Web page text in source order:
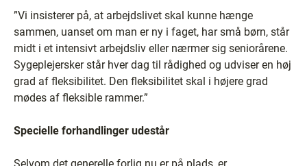
”Vi insisterer på, at arbejdslivet skal kunne hænge
sammen, uanset om man er ny i faget, har små børn, står
midt i et intensivt arbejdsliv eller nærmer sig seniorårene.
Sygeplejersker står hver dag til rådighed og udviser en høj
grad af fleksibilitet. Den fleksibilitet skal i højere grad
mødes af fleksible rammer.”
Specielle forhandlinger udestår